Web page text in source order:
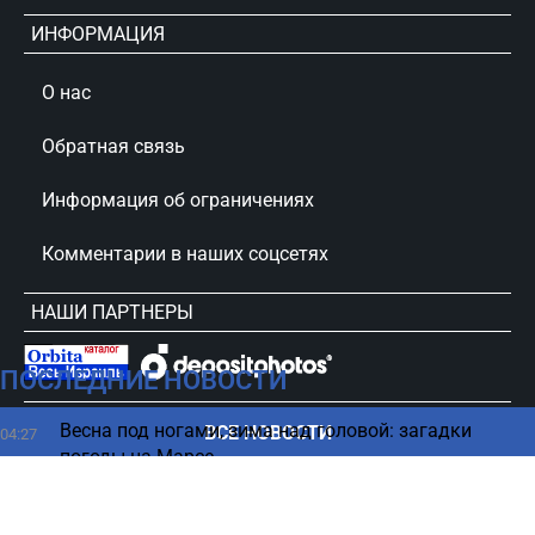
ПОСЛЕДНИЕ НОВОСТИ
04:27
Весна под ногами, зима над головой: загадки
погоды на Марсе
ВСЕ НОВОСТИ
ИНФОРМАЦИЯ
О нас
Обратная связь
Информация об ограничениях
Комментарии в наших соцсетях
НАШИ ПАРТНЕРЫ
сursorinfo.co.il © Все права защищены